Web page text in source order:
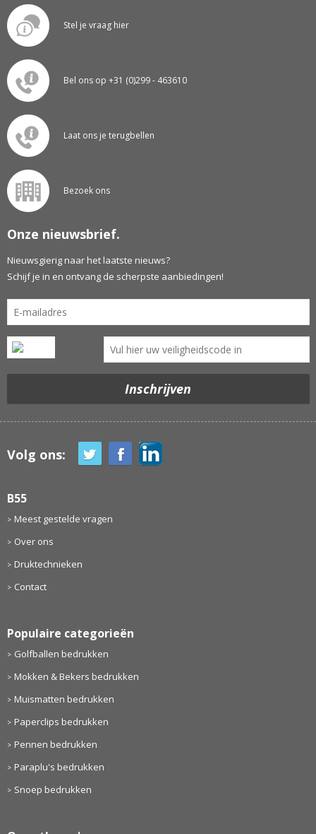
Stel je vraag hier
Bel ons op +31 (0)299 - 463610
Laat ons je terugbellen
Bezoek ons
Onze nieuwsbrief.
Nieuwsgierig naar het laatste nieuws?
Schijf je in en ontvang de scherpste aanbiedingen!
Volg ons:
B55
Meest gestelde vragen
Over ons
Druktechnieken
Contact
Populaire categorieën
Golfballen bedrukken
Mokken & Bekers bedrukken
Muismatten bedrukken
Paperclips bedrukken
Pennen bedrukken
Paraplu's bedrukken
Snoep bedrukken